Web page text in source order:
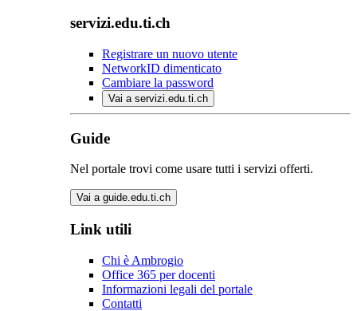
servizi.edu.ti.ch
Registrare un nuovo utente
NetworkID dimenticato
Cambiare la password
Vai a servizi.edu.ti.ch
Guide
Nel portale trovi come usare tutti i servizi offerti.
Vai a guide.edu.ti.ch
Link utili
Chi è Ambrogio
Office 365 per docenti
Informazioni legali del portale
Contatti